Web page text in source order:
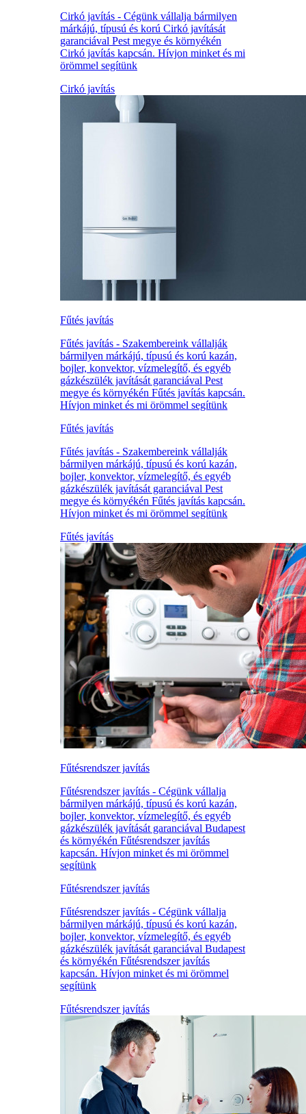
Cirkó javítás - Cégünk vállalja bármilyen
márkájú, típusú és korú Cirkó javítását
garanciával Pest megye és környékén
Cirkó javítás kapcsán. Hívjon minket és mi
örömmel segítünk
Cirkó javítás
Fűtés javítás
Fűtés javítás - Szakembereink vállalják
bármilyen márkájú, típusú és korú kazán,
bojler, konvektor, vízmelegítő, és egyéb
gázkészülék javítását garanciával Pest
megye és környékén Fűtés javítás kapcsán.
Hívjon minket és mi örömmel segítünk
Fűtés javítás
Fűtés javítás - Szakembereink vállalják
bármilyen márkájú, típusú és korú kazán,
bojler, konvektor, vízmelegítő, és egyéb
gázkészülék javítását garanciával Pest
megye és környékén Fűtés javítás kapcsán.
Hívjon minket és mi örömmel segítünk
Fűtés javítás
Fűtésrendszer javítás
Fűtésrendszer javítás - Cégünk vállalja
bármilyen márkájú, típusú és korú kazán,
bojler, konvektor, vízmelegítő, és egyéb
gázkészülék javítását garanciával Budapest
és környékén Fűtésrendszer javítás
kapcsán. Hívjon minket és mi örömmel
segítünk
Fűtésrendszer javítás
Fűtésrendszer javítás - Cégünk vállalja
bármilyen márkájú, típusú és korú kazán,
bojler, konvektor, vízmelegítő, és egyéb
gázkészülék javítását garanciával Budapest
és környékén Fűtésrendszer javítás
kapcsán. Hívjon minket és mi örömmel
segítünk
Fűtésrendszer javítás